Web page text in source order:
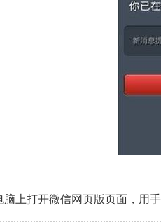
脑上打开微信网页版页面，用